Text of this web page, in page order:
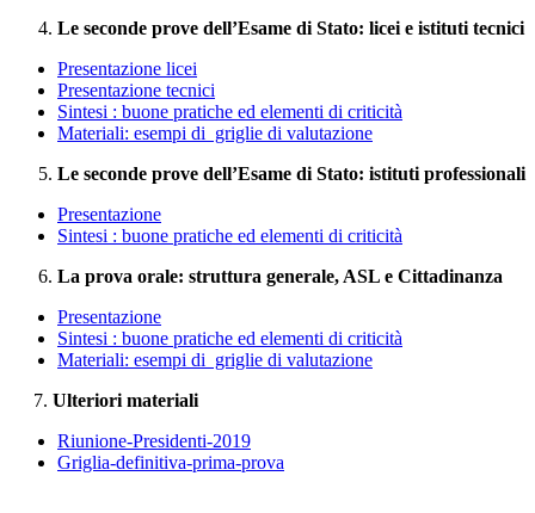
Le seconde prove dell’Esame di Stato: licei e istituti tecnici
Presentazione licei
Presentazione tecnici
Sintesi : buone pratiche ed elementi di criticità
Materiali: esempi di griglie di valutazione
Le seconde prove dell’Esame di Stato: istituti professionali
Presentazione
Sintesi : buone pratiche ed elementi di criticità
La prova orale: struttura generale, ASL e Cittadinanza
Presentazione
Sintesi : buone pratiche ed elementi di criticità
Materiali: esempi di griglie di valutazione
7. Ulteriori materiali
Riunione-Presidenti-2019
Griglia-definitiva-prima-prova